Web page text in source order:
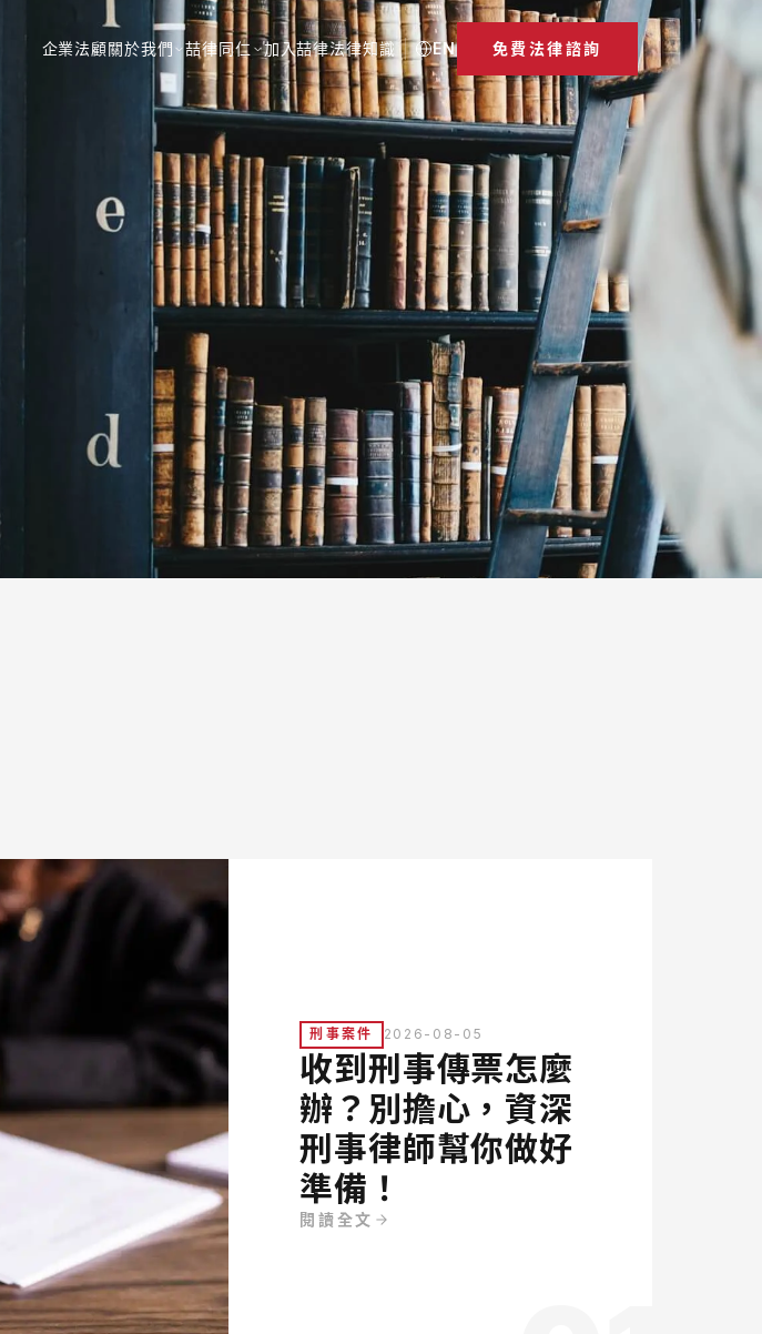
企業法顧關於我們 喆律同仁 加入喆律法律知識 EN 免費法律諮詢
刑事案件 2026-08-05
收到刑事傳票怎麼
辦？別擔心，資深
刑事律師幫你做好
準備！
閱讀全文